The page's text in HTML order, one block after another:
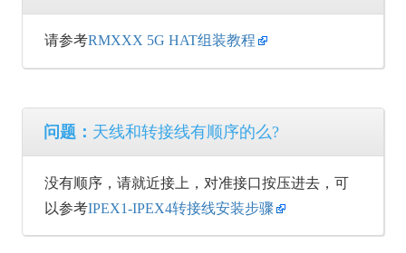
请参考RMXXX 5G HAT组装教程
问题： 天线和转接线有顺序的么?
没有顺序，请就近接上，对准接口按压进去，可
以参考IPEX1-IPEX4转接线安装步骤